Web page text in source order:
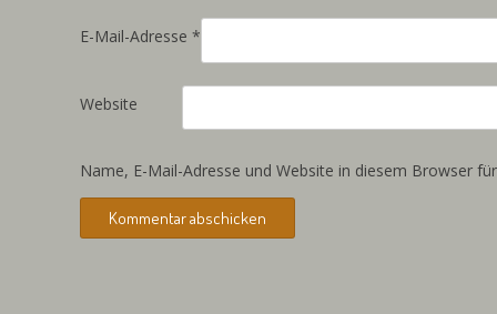
E-Mail-Adresse *
Website
Name, E-Mail-Adresse und Website in diesem Browser